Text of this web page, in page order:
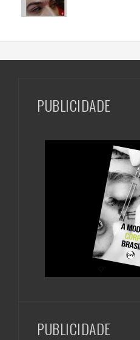
PUBLICIDADE
PUBLICIDADE